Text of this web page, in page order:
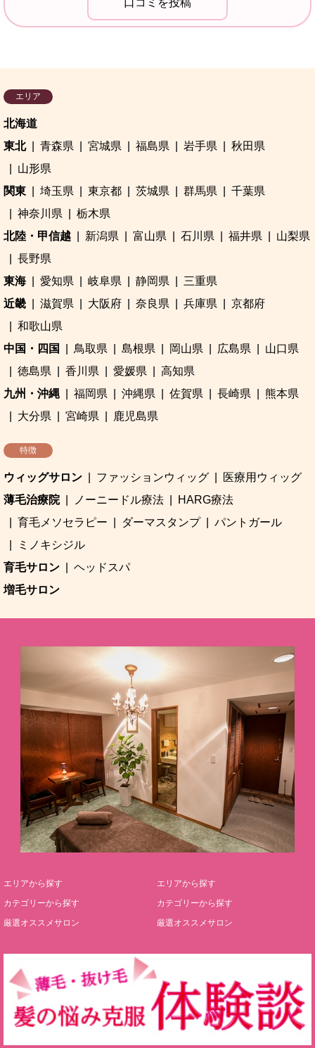
エリア
北海道
東北
青森県 宮城県 福島県 岩手県
秋田県
山形県
関東
埼玉県 東京都 茨城県 群馬県
千葉県
神奈川県
栃木県
北陸・甲信越
新潟県 富山県 石川県 福井県
山梨県
長野県
東海
愛知県 岐阜県 静岡県
三重県
近畿
滋賀県 大阪府 奈良県 兵庫県
京都府
和歌山県
中国・四国
鳥取県 島根県 岡山県 広島県
山口県
徳島県
香川県 愛媛県
高知県
九州・沖縄
福岡県 沖縄県 佐賀県 長崎県
熊本県
大分県
宮崎県 鹿児島県
特徴
ウィッグサロン ファッションウィッグ
医療用ウィッグ
薄毛治療院
ノーニードル療法
HARG療法
育毛メソセラピー
ダーマスタンプ
パントガール
ミノキシジル
育毛サロン
ヘッドスパ
増毛サロン
エリアから探す
カテゴリーから探す
厳選オススメサロン
エリアから探す
カテゴリーから探す
厳選オススメサロン